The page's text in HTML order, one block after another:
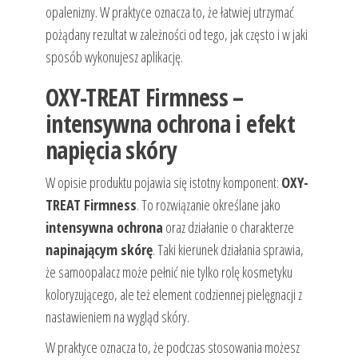
opalenizny. W praktyce oznacza to, że łatwiej utrzymać
pożądany rezultat w zależności od tego, jak często i w jaki
sposób wykonujesz aplikację.
OXY-TREAT Firmness –
intensywna ochrona i efekt
napięcia skóry
W opisie produktu pojawia się istotny komponent: OXY-
TREAT Firmness. To rozwiązanie określane jako
intensywna ochrona oraz działanie o charakterze
napinającym skórę. Taki kierunek działania sprawia,
że samoopalacz może pełnić nie tylko rolę kosmetyku
koloryzującego, ale też element codziennej pielęgnacji z
nastawieniem na wygląd skóry.
W praktyce oznacza to, że podczas stosowania możesz